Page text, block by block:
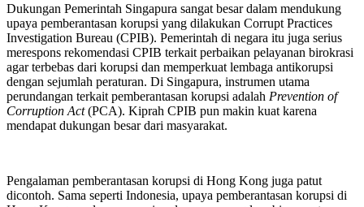
Dukungan Pemerintah Singapura sangat besar dalam mendukung
upaya pemberantasan korupsi yang dilakukan Corrupt Practices
Investigation Bureau (CPIB). Pemerintah di negara itu juga serius
merespons rekomendasi CPIB terkait perbaikan pelayanan birokrasi
agar terbebas dari korupsi dan memperkuat lembaga antikorupsi
dengan sejumlah peraturan. Di Singapura, instrumen utama
perundangan terkait pemberantasan korupsi adalah Prevention of
Corruption Act(PCA). Kiprah CPIB pun makin kuat karena
mendapat dukungan besar dari masyarakat.
Pengalaman pemberantasan korupsi di Hong Kong juga patut
dicontoh. Sama seperti Indonesia, upaya pemberantasan korupsi di